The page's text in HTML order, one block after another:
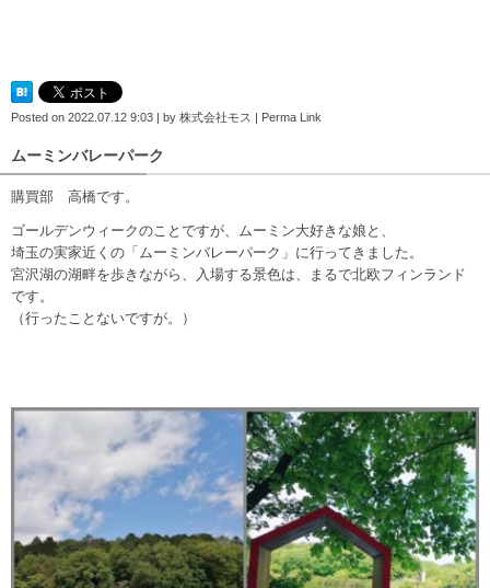
Posted on 2022.07.12 9:03 | by 株式会社モス | Perma Link
ムーミンバレーパーク
購買部 高橋です。
ゴールデンウィークのことですが、ムーミン大好きな娘と、
埼玉の実家近くの「ムーミンバレーパーク」に行ってきました。
宮沢湖の湖畔を歩きながら、入場する景色は、まるで北欧フィンランド
です。
（行ったことないですが。）